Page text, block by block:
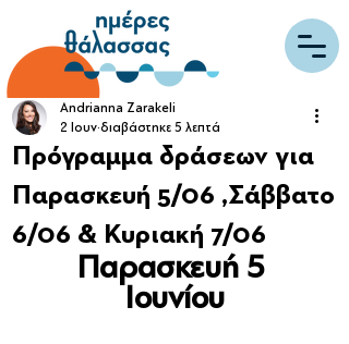
Πρόγραμμα δράσεων για
Παρασκευή 5/06 ,Σάββατο
6/06 & Κυριακή 7/06
Andrianna Zarakeli
2 Ιουν διαβάστηκε 5 λεπτά
Παρασκευή 5
Ιουνίου